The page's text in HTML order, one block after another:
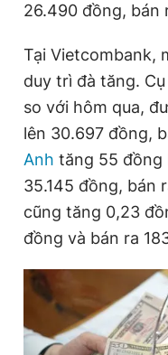
Đọc Thanh Niên
Theo dõi báo trên
Hotline
Đặt báo Quảng cáo
Tổng biên tập: Nguyễn
Phó tổng biên tập
Phó tổng biên tập: Lâm
Phó tổng biên tập: Trần
Tổng thư ký tòa soạn:
26.490 đồng, bán
Tại Vietcombank,
duy trì đà tăng.
so với hôm qua,
lên 30.697 đồng,
Anh tăng 55 đồng
35.145 đồng, bán
cũng tăng 0,23
đồng và bán ra